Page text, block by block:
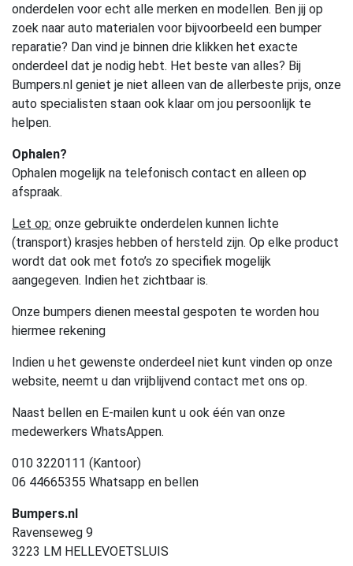
onderdelen voor echt alle merken en modellen. Ben jij op
zoek naar auto materialen voor bijvoorbeeld een bumper
reparatie? Dan vind je binnen drie klikken het exacte
onderdeel dat je nodig hebt. Het beste van alles? Bij
Bumpers.nl geniet je niet alleen van de allerbeste prijs, onze
auto specialisten staan ook klaar om jou persoonlijk te
helpen.
Ophalen?
Ophalen mogelijk na telefonisch contact en alleen op
afspraak.
Let op: onze gebruikte onderdelen kunnen lichte
(transport) krasjes hebben of hersteld zijn. Op elke product
wordt dat ook met foto’s zo specifiek mogelijk
aangegeven. Indien het zichtbaar is.
Onze bumpers dienen meestal gespoten te worden hou
hiermee rekening
Indien u het gewenste onderdeel niet kunt vinden op onze
website, neemt u dan vrijblijvend contact met ons op.
Naast bellen en E-mailen kunt u ook één van onze
medewerkers WhatsAppen.
010 3220111 (Kantoor)
06 44665355 Whatsapp en bellen
Bumpers.nl
Ravenseweg 9
3223 LM HELLEVOETSLUIS